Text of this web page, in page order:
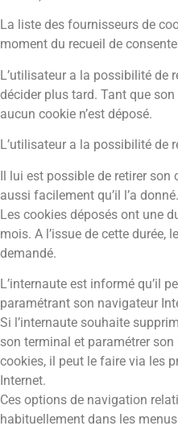
La liste des fournisseurs de
moment du recueil de
L’utilisateur a la possibilité de
décider plus tard. Tant que
aucun cookie n’est déposé.
L’utilisateur a la possibilité de
Il lui est possible de retirer
aussi facilement qu’il l’a donné.
Les cookies déposés ont une
mois. A l’issue de cette durée,
demandé.
L’internaute est informé qu’il
paramétrant son navigateur
Si l’internaute souhaite
son terminal et paramétrer
cookies, il peut le faire via les
Internet.
Ces options de navigation
habituellement dans les